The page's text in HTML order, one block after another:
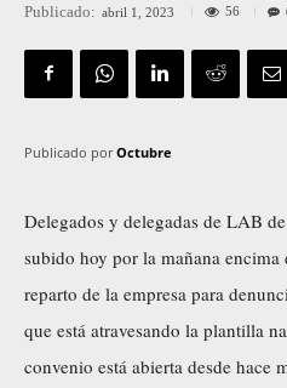
Publicado: abril 1, 2023 56
Publicado por Octubre
Delegados y delegadas de LAB
subido hoy por la mañana encima
reparto de la empresa para
que está atravesando la plantilla
convenio está abierta desde hace